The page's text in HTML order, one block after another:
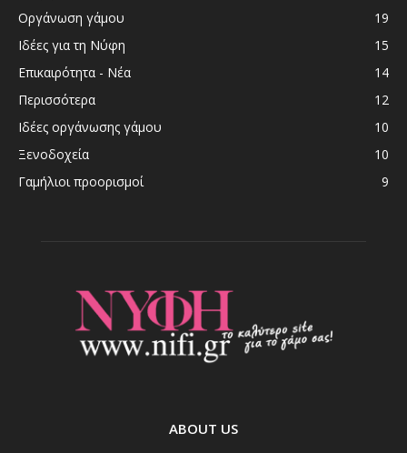
Οργάνωση γάμου
19
Ιδέες για τη Νύφη
15
Επικαιρότητα - Νέα
14
Περισσότερα
12
Ιδέες οργάνωσης γάμου
10
Ξενοδοχεία
10
Γαμήλιοι προορισμοί
9
ABOUT US